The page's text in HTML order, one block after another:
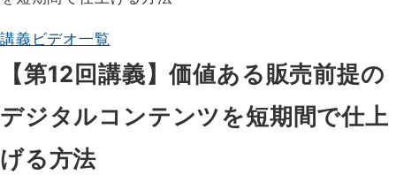
講義ビデオ一覧
【第12回講義】価値ある販売前提の
デジタルコンテンツを短期間で仕上
げる方法